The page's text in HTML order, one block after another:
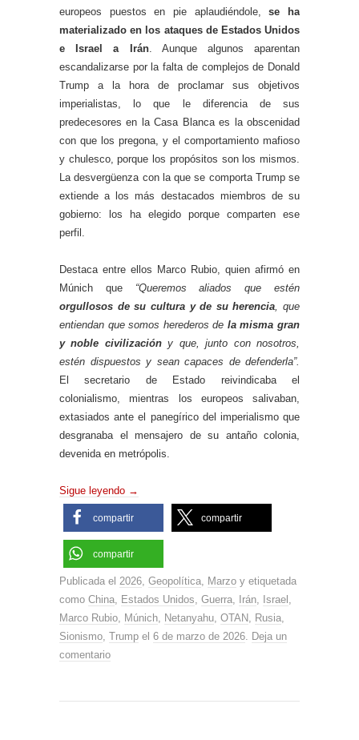
europeos puestos en pie aplaudiéndole,se ha
materializado en los ataques de Estados Unidos
e Israel a Irán. Aunque algunos aparentan
escandalizarse por la falta de complejos de Donald
Trump a la hora de proclamar sus objetivos
imperialistas, lo que le diferencia de sus
predecesores en la Casa Blanca es la obscenidad
con que los pregona, y el comportamiento mafioso
y chulesco, porque los propósitos son los mismos.
La desvergüenza con la que se comporta Trump se
extiende a los más destacados miembros de su
gobierno: los ha elegido porque comparten ese
perfil.
Destaca entre ellos Marco Rubio, quien afirmó en
Múnich que “Queremos aliados que estén
orgullosos de su cultura y de su herencia , que
entiendan que somos herederos de la misma gran
y noble civilizacióny que, junto con nosotros,
estén dispuestos y sean capaces de defenderla”.
El secretario de Estado reivindicaba el
colonialismo, mientras los europeos salivaban,
extasiados ante el panegírico del imperialismo que
desgranaba el mensajero de su antaño colonia,
devenida en metrópolis.
Sigue leyendo →
compartir compartir
compartir
Publicada el 2026 Geopolítica Marzo y etiquetada
como China Estados Unidos Guerra Irán Israel
Marco Rubio
Múnich Netanyahu OTAN Rusia
Sionismo Trump el 6 de marzo de 2026
Deja un
comentario